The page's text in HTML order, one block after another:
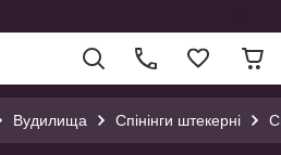
Вудилища Спінінги штекерні